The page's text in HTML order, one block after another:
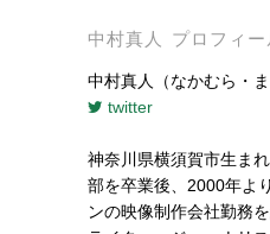
中村真人 プロフィー
中村真人（なかむら・ま
twitter
神奈川県横須賀市生ま
部を卒業後、2000年よ
ンの映像制作会社勤務